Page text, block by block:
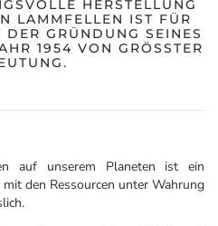
HERSTELLUNG
LAMMFELLEN IST FÜR
GRÜNDUNG SEINES
1954 VON GRÖSSTER
auf unserem Planeten ist ein
den Ressourcen unter Wahrung